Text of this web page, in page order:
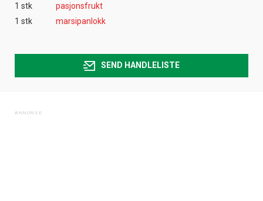
1 stk
pasjonsfrukt
1 stk
marsipanlokk
SEND HANDLELISTE